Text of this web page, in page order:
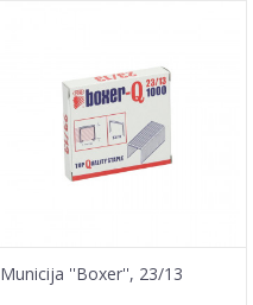
Municija ''Boxer'', 23/13